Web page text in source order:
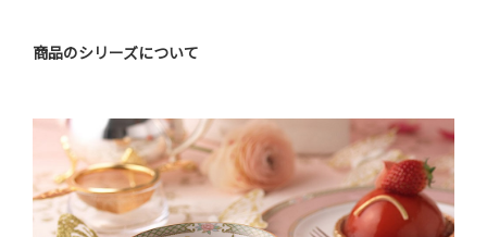
商品のシリーズについて